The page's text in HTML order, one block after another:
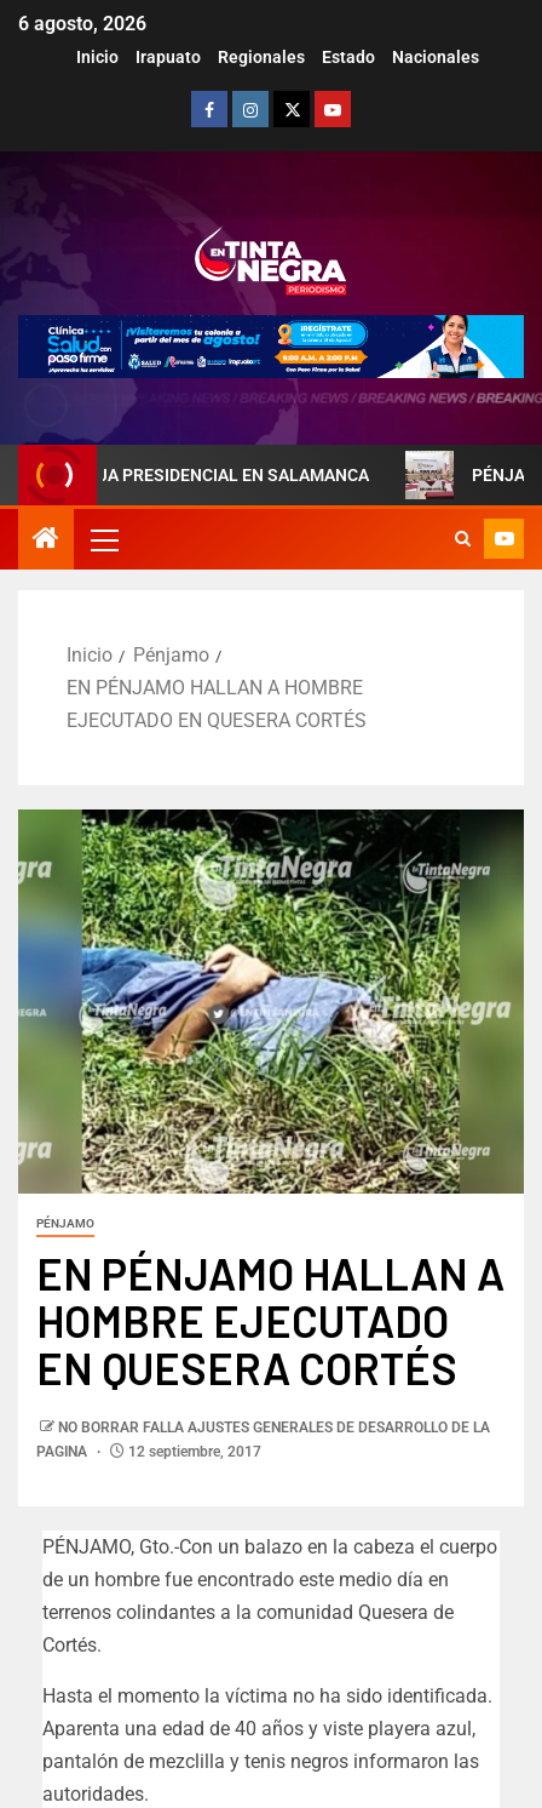
6 agosto, 2026
Inicio Irapuato Regionales Estado Nacionales
PRESIDENCIAL EN SALAMANCA PÉNJAMO
Inicio
Pénjamo
EN PÉNJAMO HALLAN A HOMBRE
EJECUTADO EN QUESERA CORTÉS
PÉNJAMO
EN PÉNJAMO HALLAN A
HOMBRE EJECUTADO
EN QUESERA CORTÉS
NO BORRAR FALLA AJUSTES GENERALES DE DESARROLLO DE LA
PAGINA
12 septiembre, 2017
PÉNJAMO, Gto.-Con un balazo en la cabeza el cuerpo
de un hombre fue encontrado este medio día en
terrenos colindantes a la comunidad Quesera de
Cortés.
Hasta el momento la víctima no ha sido identificada.
Aparenta una edad de 40 años y viste playera azul,
pantalón de mezclilla y tenis negros informaron las
autoridades.